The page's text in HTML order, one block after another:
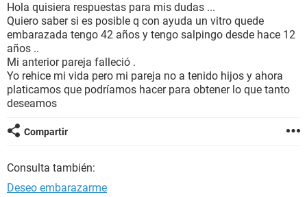
BIENESTAR
SEXUALIDAD
GLOSARIO
Hola quisiera respuestas para mis dudas ...
Quiero saber si es posible q con ayuda un vitro quede
embarazada tengo 42 años y tengo salpingo desde hace 12
años ..
Mi anterior pareja falleció .
Yo rehice mi vida pero mi pareja no a tenido hijos y ahora
platicamos que podríamos hacer para obtener lo que tanto
deseamos
Compartir
Consulta también:
Deseo embarazarme